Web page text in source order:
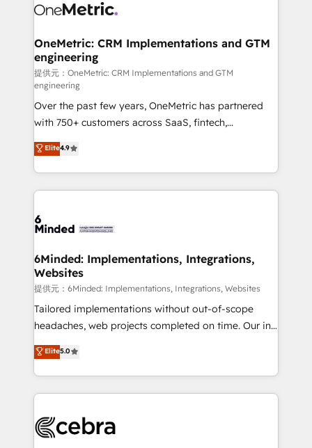
Implementation & Migration · Native & Custom
Reporting & Analytics · GTM Architecture · Sales &
Marketing Enablement If you’re ready to elevate
HubSpot from “just your CRM” to your growth
infrastructure—let’s talk.
OneMetric: CRM Implementations and GTM
engineering
提供元：OneMetric: CRM Implementations and GTM
engineering
Over the past few years, OneMetric has partnered
with 750+ customers across SaaS, fintech,
healthcare, real estate, and other industries. With
150+ HubSpot-certified experts, we deliver scalable
solutions to complex GTM and RevOps challenges.
Our Expertise 🔹 Onboarding & Implementation:
tailored to your GTM motion. 🔹 Migrations:
from other CRMs to HubSpot without data loss or
downtime. 🔹 RevOps Strategy: Align teams,
processes, and data to drive revenue efficiency. 🔹
Integrations: Connect HubSpot with your tech stack
for better adoption. 🔹 Custom Solutions: Build
SOC 2 Type II and ISO 27001 certified, reinforcing
our commitment to data security and compliance. At
Elite4.9
6Minded: Implementations, Integrations,
Websites
提供元：6Minded: Implementations, Integrations, Websites
Tailored implementations without out-of-scope
headaches, web projects completed on time. Our in-
house team of certified CRM architects, experts,
developers, designers, and marketers handles all
aspects of your HubSpot. ✨ 400+ global clients ✨
100+ seamless migrations from 15+ different CRMs
implementations, and 5,000+ pages ✨ CS: Clients
Elite5.0